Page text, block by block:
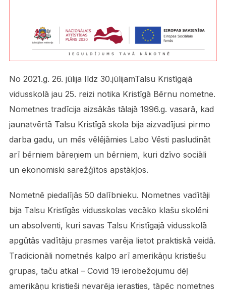
No 2021.g. 26. jūlija līdz 30.jūlijamTalsu Kristīgajā
vidusskolā jau 25. reizi notika Kristīgā Bērnu nometne.
Nometnes tradīcija aizsākās tālajā 1996.g. vasarā, kad
jaunatvērtā Talsu Kristīgā skola bija aizvadījusi pirmo
darba gadu, un mēs vēlējāmies Labo Vēsti pasludināt
arī bērniem bāreņiem un bērniem, kuri dzīvo sociāli
un ekonomiski sarežģītos apstākļos.
Nometnē piedalījās 50 dalībnieku. Nometnes vadītāji
bija Talsu Kristīgās vidusskolas vecāko klašu skolēni
un absolventi, kuri savas Talsu Kristīgajā vidusskolā
apgūtās vadītāju prasmes varēja lietot praktiskā veidā.
Tradicionāli nometnēs kalpo arī amerikāņu kristiešu
grupas, taču atkal – Covid 19 ierobežojumu dēļ
amerikāņu kristieši nevarēja ierasties, tāpēc nometnes